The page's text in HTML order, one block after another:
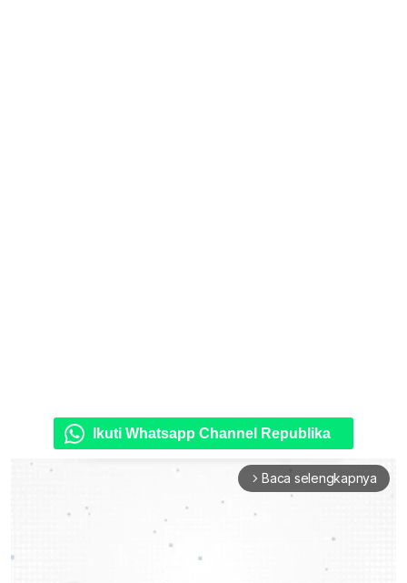
Ikuti Whatsapp Channel Republika
arrow_forward_ios Baca selengkapnya